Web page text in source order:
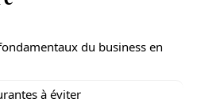
du business en
à éviter